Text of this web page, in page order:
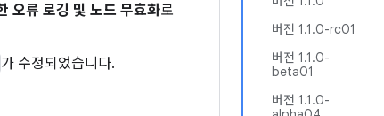
버전 1.1.0-rc01
버전 1.1.0-
beta01
버전 1.1.0-
오류 로깅 및 노드 무효화로
가 수정되었습니다.